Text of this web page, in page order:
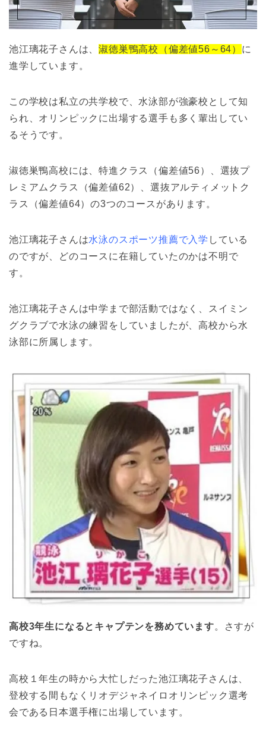
池江璃花子さんは、淑徳巣鴨高校（偏差値56～64） に
進学しています。
この学校は私立の共学校で、水泳部が強豪校として知
られ、オリンピックに出場する選手も多く輩出してい
るそうです。
淑徳巣鴨高校には、特進クラス（偏差値56）、選抜プ
レミアムクラス（偏差値62）、選抜アルティメットク
ラス（偏差値64）の3つのコースがあります。
池江璃花子さんは水泳のスポーツ推薦で入学 している
のですが、どのコースに在籍していたのかは不明で
す。
池江璃花子さんは中学まで部活動ではなく、スイミン
グクラブで水泳の練習をしていましたが、高校から水
泳部に所属します。
高校3年生になるとキャプテンを務めています。さすが
ですね。
高校１年生の時から大忙しだった池江璃花子さんは、
登校する間もなくリオデジャネイロオリンピック選考
会である日本選手権に出場しています。